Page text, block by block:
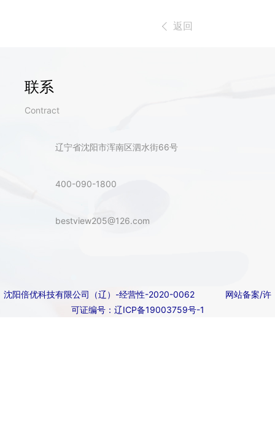
返回
联系
Contract
辽宁省沈阳市浑南区泗水街66号
400-090-1800
bestview205@126.com
沈阳倍优科技有限公司（辽）-经营性-2020-0062
网站备案/许
可证编号：辽ICP备19003759号-1